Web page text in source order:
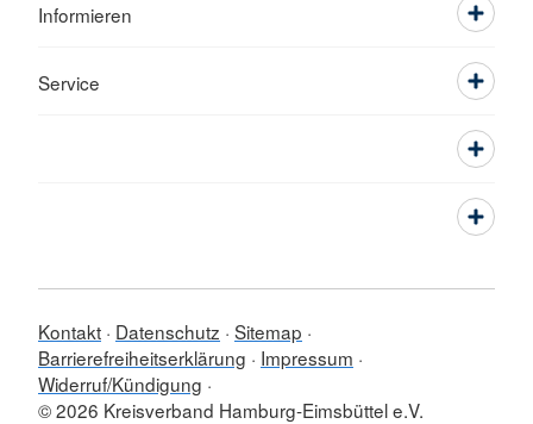
Informieren
Service
Kontakt Datenschutz Sitemap
Barrierefreiheitserklärung
Impressum
Widerruf/Kündigung
© 2026 Kreisverband Hamburg-Eimsbüttel e.V.